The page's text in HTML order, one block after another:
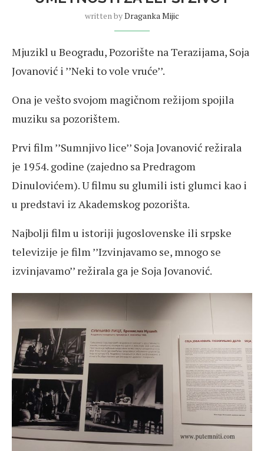
written byDraganka Mijic
Mjuzikl u Beogradu, Pozorište na Terazijama, Soja
Jovanović i ’’Neki to vole vruće’’.
Ona je vešto svojom magičnom režijom spojila
muziku sa pozorištem.
Prvi film ’’Sumnjivo lice’’ Soja Jovanović režirala
je 1954. godine (zajedno sa Predragom
Dinulovićem). U filmu su glumili isti glumci kao i
u predstavi iz Akademskog pozorišta.
Najbolji film u istoriji jugoslovenske ili srpske
televizije je film ’’Izvinjavamo se, mnogo se
izvinjavamo’’ režirala ga je Soja Jovanović.